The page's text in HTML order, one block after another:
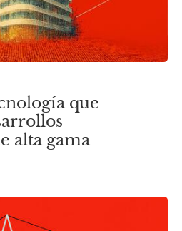
que
alta gama